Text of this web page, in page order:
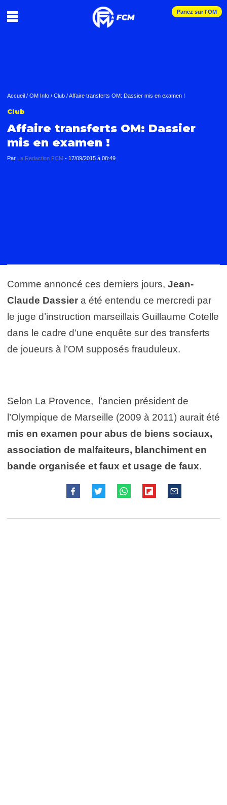
Pariez sur l'OM
Accueil / OM Info / Club /Affaire transferts OM: Dassier mis en examen !
Club
Affaire transferts OM: Dassier
mis en examen !
Par La Redaction FCM - 17/09/2015 à 08:49
Comme annoncé ces derniers jours, Jean-
Claude Dassier a été entendu ce mercredi par
le juge d’instruction marseillais Guillaume Cotelle
dans le cadre d’une enquête sur des transferts
de joueurs à l’OM supposés frauduleux.
Selon La Provence, l’ancien président de
l’Olympique de Marseille (2009 à 2011) aurait été
mis en examen pour abus de biens sociaux,
association de malfaiteurs, blanchiment en
bande organisée et faux et usage de faux.